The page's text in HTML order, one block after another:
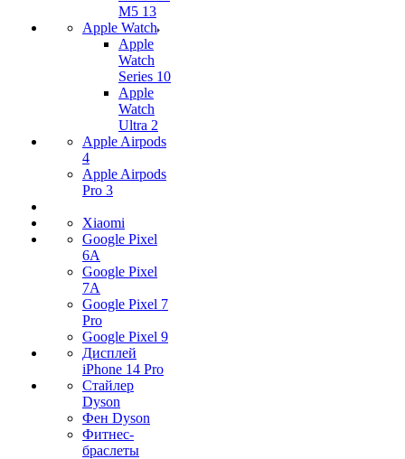
M5 13
Apple Watch
Apple
Watch
Series 10
Apple
Watch
Ultra 2
Apple Airpods
4
Apple Airpods
Pro 3
Xiaomi
Google Pixel
6A
Google Pixel
7А
Google Pixel 7
Pro
Google Pixel 9
Дисплей
iPhone 14 Pro
Стайлер
Dyson
Фен Dyson
Фитнес-
браслеты